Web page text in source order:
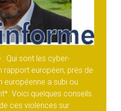
: Qui sont les cyber-
rapport européen, près de
européenne a subi ou
Voici quelques conseils
ces violences sur